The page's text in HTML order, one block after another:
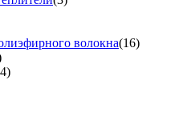
волокна(16)